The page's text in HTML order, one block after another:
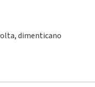
dimenticano